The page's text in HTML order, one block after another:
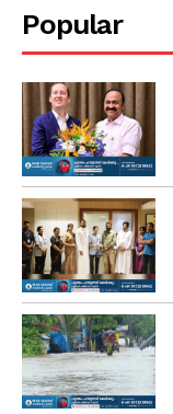
Popular